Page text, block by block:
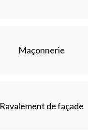
Maçonnerie
Ravalement de façade